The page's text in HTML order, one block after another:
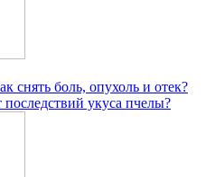
снять боль, опухоль и отек?
последствий укуса пчелы?